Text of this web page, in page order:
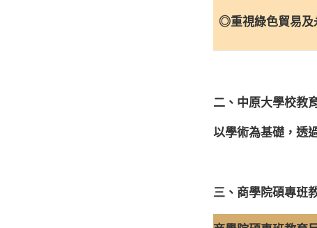
◎重視綠色貿易及
二、中原大學校教
以學術為基礎，透
三、商學院碩專班